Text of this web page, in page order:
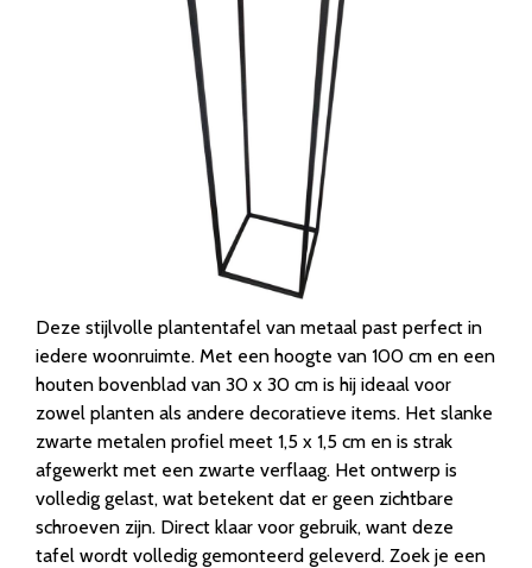
Deze stijlvolle plantentafel van metaal past perfect in
iedere woonruimte. Met een hoogte van 100 cm en een
houten bovenblad van 30 x 30 cm is hij ideaal voor
zowel planten als andere decoratieve items. Het slanke
zwarte metalen profiel meet 1,5 x 1,5 cm en is strak
afgewerkt met een zwarte verflaag. Het ontwerp is
volledig gelast, wat betekent dat er geen zichtbare
schroeven zijn. Direct klaar voor gebruik, want deze
tafel wordt volledig gemonteerd geleverd. Zoek je een